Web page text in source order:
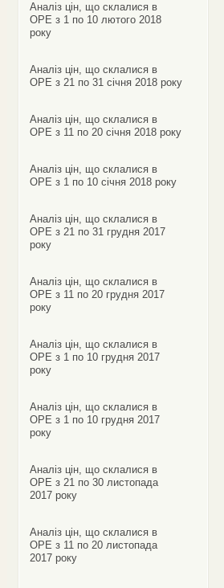
Аналіз цін, що склалися в
ОРЕ з 1 по 10 лютого 2018
року
Аналіз цін, що склалися в
ОРЕ з 21 по 31 січня 2018 року
Аналіз цін, що склалися в
ОРЕ з 11 по 20 січня 2018 року
Аналіз цін, що склалися в
ОРЕ з 1 по 10 січня 2018 року
Аналіз цін, що склалися в
ОРЕ з 21 по 31 грудня 2017
року
Аналіз цін, що склалися в
ОРЕ з 11 по 20 грудня 2017
року
Аналіз цін, що склалися в
ОРЕ з 1 по 10 грудня 2017
року
Аналіз цін, що склалися в
ОРЕ з 1 по 10 грудня 2017
року
Аналіз цін, що склалися в
ОРЕ з 21 по 30 листопада
2017 року
Аналіз цін, що склалися в
ОРЕ з 11 по 20 листопада
2017 року